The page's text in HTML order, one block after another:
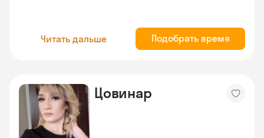
Читать дальше Подобрать время
Цовинар